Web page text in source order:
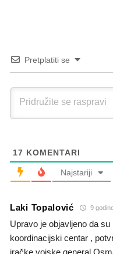
Pretplatiti se
17 KOMENTARI
Najstariji
Laki Topalović 9
Upravo je objavljeno da
koordinacijski centar ,
iračke vojske general